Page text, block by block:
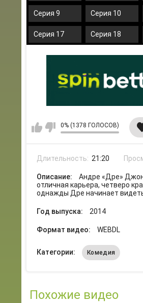
Серия 9 Серия 10
Серия 17 Серия 18
0% (1378 ГОЛОСОВ)
Длительность: 21:20
Описание:
Андре «Дре»
отличная карьера, четверо
однажды Дре начинает
Год выпуска: 2014
Формат видео: WEBDL
Категории: Комедия
Похожие видео